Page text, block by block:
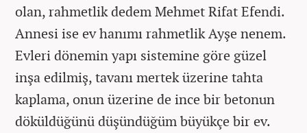
olan, rahmetlik dedem Mehmet Rifat Efendi.
Annesi ise ev hanımı rahmetlik Ayşe nenem.
Evleri dönemin yapı sistemine göre güzel
inşa edilmiş, tavanı mertek üzerine tahta
kaplama, onun üzerine de ince bir betonun
döküldüğünü düşündüğüm büyükçe bir ev.